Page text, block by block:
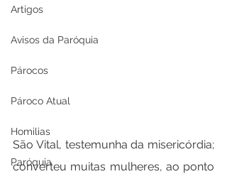
Artigos
Avisos da Paróquia
Párocos
Pároco Atual
Homilias
Paróquia
São Vital, testemunha da misericórdia;
converteu muitas mulheres, ao ponto